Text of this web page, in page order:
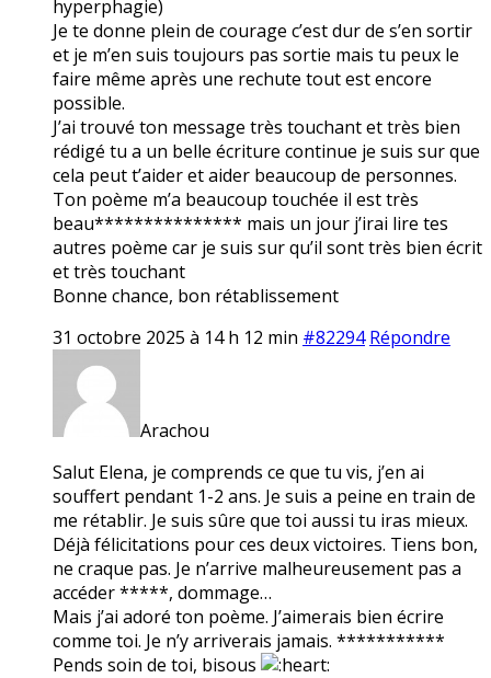
hyperphagie)
Je te donne plein de courage c’est dur de s’en sortir
et je m’en suis toujours pas sortie mais tu peux le
faire même après une rechute tout est encore
possible.
J’ai trouvé ton message très touchant et très bien
rédigé tu a un belle écriture continue je suis sur que
cela peut t’aider et aider beaucoup de personnes.
Ton poème m’a beaucoup touchée il est très
beau*************** mais un jour j’irai lire tes
autres poème car je suis sur qu’il sont très bien écrit
et très touchant
Bonne chance, bon rétablissement
31 octobre 2025 à 14 h 12 min #82294 Répondre
Arachou
Salut Elena, je comprends ce que tu vis, j’en ai
souffert pendant 1-2 ans. Je suis a peine en train de
me rétablir. Je suis sûre que toi aussi tu iras mieux.
Déjà félicitations pour ces deux victoires. Tiens bon,
ne craque pas. Je n’arrive malheureusement pas a
accéder *****, dommage…
Mais j’ai adoré ton poème. J’aimerais bien écrire
comme toi. Je n’y arriverais jamais. ***********
Pends soin de toi, bisous